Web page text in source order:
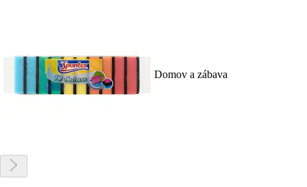
Domov a zábava